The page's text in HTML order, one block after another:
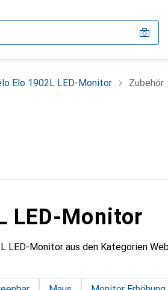
Elo 1902L LED-Monitor Zubehör
LED-Monitor
Monitor aus den Kategorien